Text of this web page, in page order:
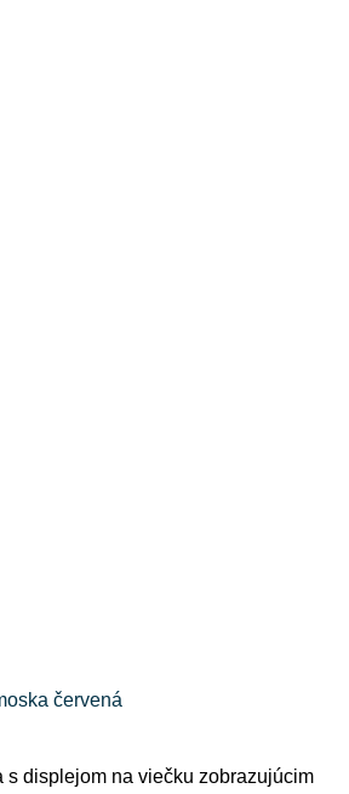
červená
s displejom na viečku zobrazujúcim